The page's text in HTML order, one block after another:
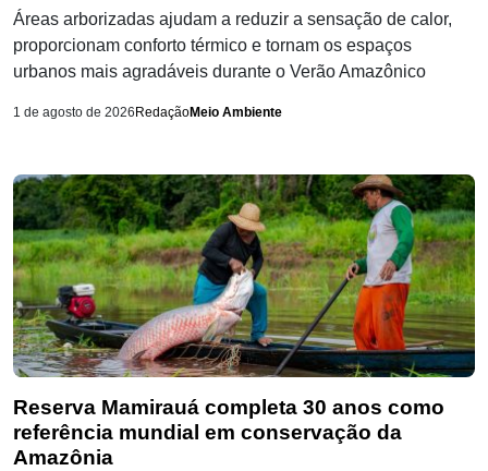
Áreas arborizadas ajudam a reduzir a sensação de calor,
proporcionam conforto térmico e tornam os espaços
urbanos mais agradáveis durante o Verão Amazônico
1 de agosto de 2026 RedaçãoMeio Ambiente
Reserva Mamirauá completa 30 anos como
referência mundial em conservação da
Amazônia